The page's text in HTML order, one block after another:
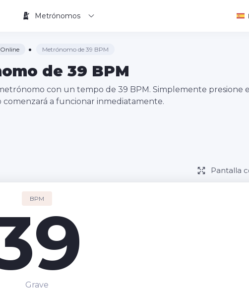
Metrónomos
Metrónomo de 39 BPM
de 39 BPM
con un tempo de 39 BPM. Simplemente presione
a funcionar inmediatamente.
Pantalla
BPM
Grave